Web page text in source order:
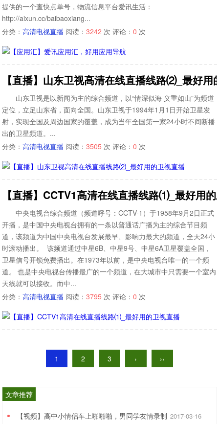
提供的一个查快点单号，物流信息平台爱讯生活：
http://aixun.cc/baibaoxiang...
分类：高清电视直播 阅读：3242 次 评论：0 次
【直播】山东卫视高清在线直播线路⑵_最好用
山东卫视是以新闻为主的综合频道，以“情深似海 义重如山”为频道
定位，立足山东省，面向全国。山东卫视于1994年1月1日开始卫星发
射，实现全国及周边国家的覆盖，成为当年全国第一家24小时不间断播
出的卫星频道。...
分类：高清电视直播 阅读：3505 次 评论：0 次
【直播】CCTV1高清在线直播线路⑴_最好用
中央电视台综合频道（频道呼号：CCTV-1）于1958年9月2日正式
开播，是中国中央电视台拥有的一条以普通话广播为主的综合节目频
道，该频道为中国中央电视台发展最早、影响力最大的频道，全天24小
时滚动播出。 该频道通过中星6B、中星9号、中星6A卫星覆盖全国，
卫星信号开锁免费播出。在1973年以前，是中央电视台唯一的一个频
道。 也是中央电视台传播最广的一个频道，在大城市中只需要一个室内
天线就可以接收。而中...
分类：高清电视直播 阅读：3795 次 评论：0 次
1 2 3 › ››
文章推荐
【视频】高中小情侣车上啪啪啪，男同学友情录制 2017-03-16